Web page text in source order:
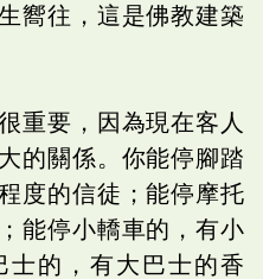
嚮往，這是佛教建築
重要，因為現在客人
的關係。你能停腳踏
度的信徒；能停摩托
能停小轎車的，有小
士的，有大巴士的香